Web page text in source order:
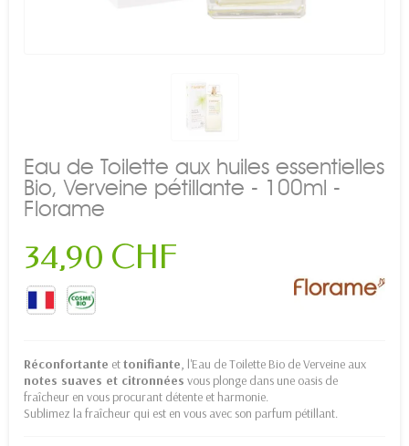
Eau de Toilette aux huiles essentielles
Bio, Verveine pétillante - 100ml -
Florame
34,90 CHF
Réconfortante ettonifiante, l'Eau de Toilette Bio de Verveine aux
notes suaves et citronnées vous plonge dans une oasis de
fraîcheur en vous procurant détente et harmonie.
Sublimez la fraîcheur qui est en vous avec son parfum pétillant.